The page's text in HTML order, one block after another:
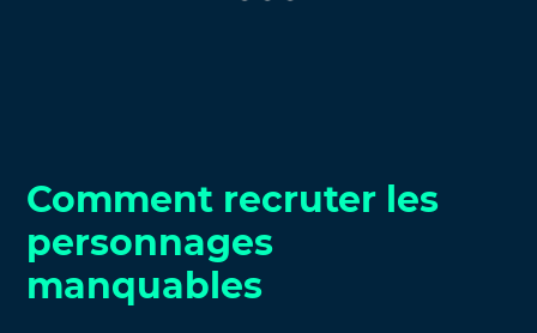
Comment recruter les
personnages
manquables